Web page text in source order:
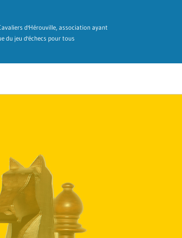
d'Hérouville, association ayant
du jeu d'échecs pour tous